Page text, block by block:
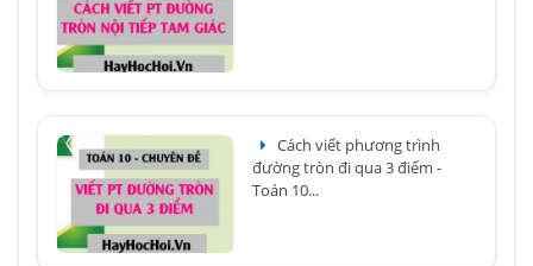
Cách viết phương trình
đường tròn đi qua 3 điểm -
Toán 10...